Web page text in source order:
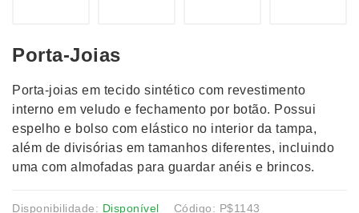
Porta-Joias
Porta-joias em tecido sintético com revestimento
interno em veludo e fechamento por botão. Possui
espelho e bolso com elástico no interior da tampa,
além de divisórias em tamanhos diferentes, incluindo
uma com almofadas para guardar anéis e brincos.
Disponibilidade: Disponível Código: P$1143